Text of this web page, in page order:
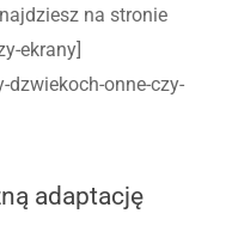
na stronie
ekrany]
onne-czy-
adaptację